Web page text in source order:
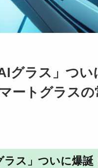
グラス」つい
ートグラスの
ラス」ついに爆